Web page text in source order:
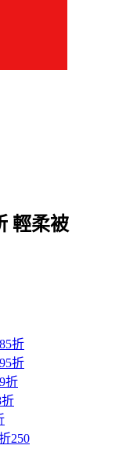
輕柔被
折
折
折
250